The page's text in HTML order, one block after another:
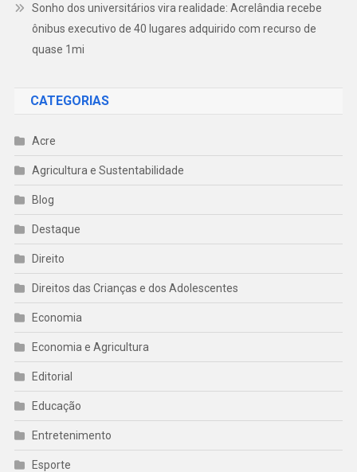
Sonho dos universitários vira realidade: Acrelândia recebe
ônibus executivo de 40 lugares adquirido com recurso de
quase 1mi
CATEGORIAS
Acre
Agricultura e Sustentabilidade
Blog
Destaque
Direito
Direitos das Crianças e dos Adolescentes
Economia
Economia e Agricultura
Editorial
Educação
Entretenimento
Esporte